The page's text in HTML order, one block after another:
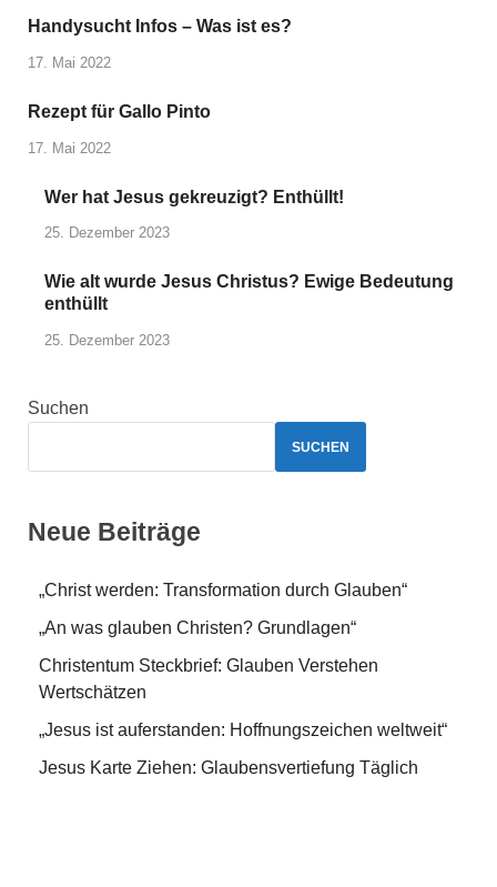
Handysucht Infos – Was ist es?
17. Mai 2022
Rezept für Gallo Pinto
17. Mai 2022
Wer hat Jesus gekreuzigt? Enthüllt!
25. Dezember 2023
Wie alt wurde Jesus Christus? Ewige Bedeutung
enthüllt
25. Dezember 2023
Suchen
SUCHEN
Neue Beiträge
„Christ werden: Transformation durch Glauben“
„An was glauben Christen? Grundlagen“
Christentum Steckbrief: Glauben Verstehen
Wertschätzen
„Jesus ist auferstanden: Hoffnungszeichen weltweit“
Jesus Karte Ziehen: Glaubensvertiefung Täglich